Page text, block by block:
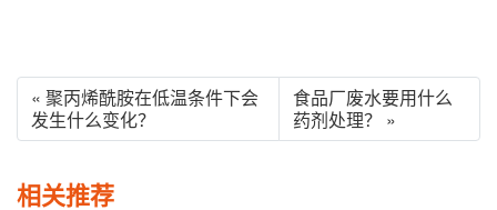
« 聚丙烯酰胺在低温条件下会
发生什么变化？
食品厂废水要用什么
药剂处理？ »
相关推荐